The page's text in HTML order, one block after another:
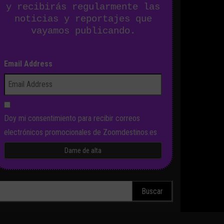
y recibirás regularmente las
noticias y reportajes que
vayamos publicando.
Email Address
Doy mi consentimiento para recibir correos
electrónicos promocionales de Zoomdestinos.es